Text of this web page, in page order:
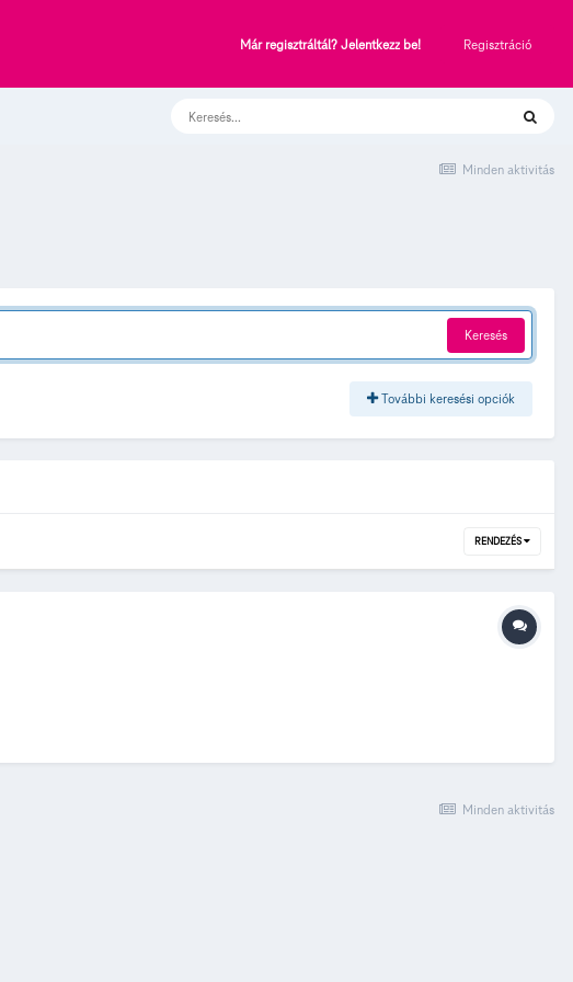
Már regisztráltál? Jelentkezz be! Regisztráció
Minden aktivitás
Keresés
További keresési opciók
RENDEZÉS
Minden aktivitás